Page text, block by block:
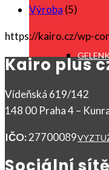
Výroba (5)
https://kairo.cz/wp-
Kairo plus
Vídeňská 619/142
148 00 Praha 4 –
IČO:27700089